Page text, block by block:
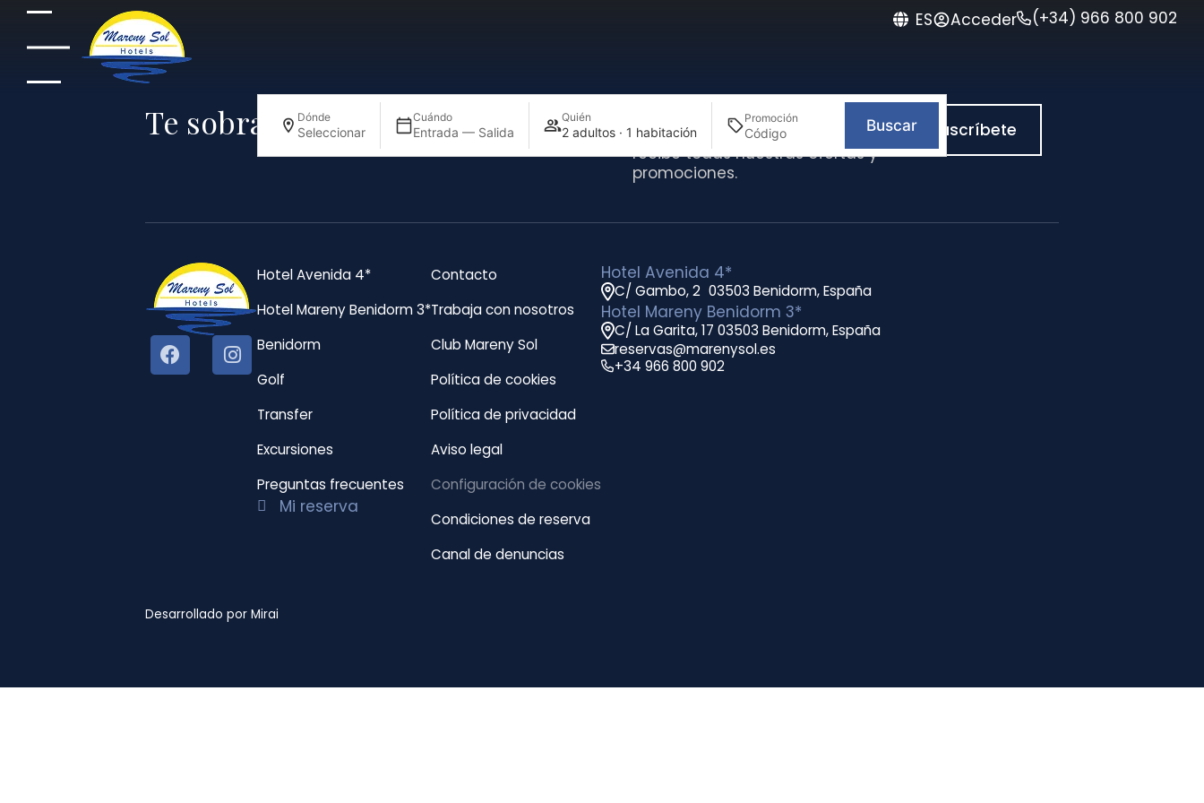
ES Acceder (+34) 966 800 902
Dónde
Seleccionar
Cuándo
Entrada — Salida
Quién
2 adultos · 1 habitación
Promoción Buscar
Te sobran motivos para suscribirte ¿Quieres estar a la última?
Suscríbete a nuestra Newsletter y
recibe todas nuestras ofertas y
promociones.
Suscríbete
Hotel Avenida 4*
Hotel Mareny Benidorm 3*
Benidorm
Golf
Transfer
Excursiones
Preguntas frecuentes
Mi reserva
Contacto
Trabaja con nosotros
Club Mareny Sol
Política de cookies
Política de privacidad
Aviso legal
Configuración de cookies
Condiciones de reserva
Canal de denuncias
Hotel Avenida 4*
C/ Gambo, 2 03503 Benidorm, España
Hotel Mareny Benidorm 3*
C/ La Garita, 17 03503 Benidorm, España
reservas@marenysol.es
+34 966 800 902
Desarrollado porMirai